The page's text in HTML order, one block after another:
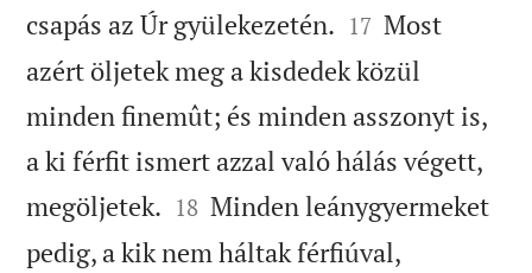
csapás az Úr gyülekezetén. 

17 Most
azért öljetek meg a kisdedek közül
minden finemût; és minden asszonyt is,
a ki férfit ismert azzal való hálás végett,
megöljetek. 

18 Minden leánygyermeket
pedig, a kik nem háltak férfiúval,